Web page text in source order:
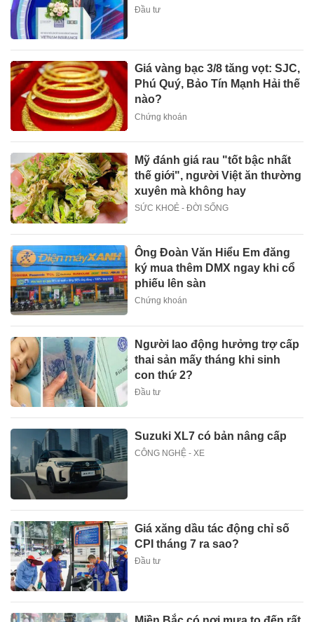
Đầu tư
Giá vàng bạc 3/8 tăng vọt: SJC,
Phú Quý, Bảo Tín Mạnh Hải thế
nào?
Chứng khoán
Mỹ đánh giá rau "tốt bậc nhất
thế giới", người Việt ăn thường
xuyên mà không hay
SỨC KHOẺ - ĐỜI SỐNG
Ông Đoàn Văn Hiểu Em đăng
ký mua thêm DMX ngay khi cổ
phiếu lên sàn
Chứng khoán
Người lao động hưởng trợ cấp
thai sản mấy tháng khi sinh
con thứ 2?
Đầu tư
Suzuki XL7 có bản nâng cấp
CÔNG NGHỆ - XE
Giá xăng dầu tác động chỉ số
CPI tháng 7 ra sao?
Đầu tư